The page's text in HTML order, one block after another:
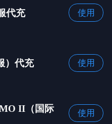
代充 使用
）代充 使用
II（国际
使用